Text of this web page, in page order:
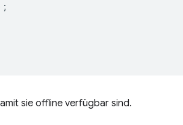
sie offline verfügbar sind.